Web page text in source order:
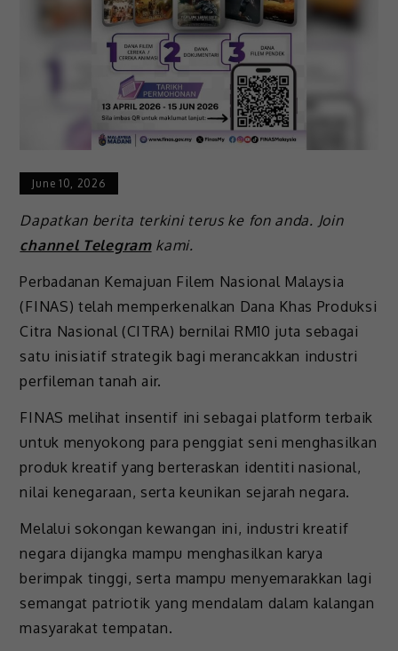
June 10, 2026
Dapatkan berita terkini terus ke fon anda. Join
channel Telegramkami.
Perbadanan Kemajuan Filem Nasional Malaysia
(FINAS) telah memperkenalkan Dana Khas Produksi
Citra Nasional (CITRA) bernilai RM10 juta sebagai
satu inisiatif strategik bagi merancakkan industri
perfileman tanah air.
FINAS melihat insentif ini sebagai platform terbaik
untuk menyokong para penggiat seni menghasilkan
produk kreatif yang berteraskan identiti nasional,
nilai kenegaraan, serta keunikan sejarah negara.
Melalui sokongan kewangan ini, industri kreatif
negara dijangka mampu menghasilkan karya
berimpak tinggi, serta mampu menyemarakkan lagi
semangat patriotik yang mendalam dalam kalangan
masyarakat tempatan.